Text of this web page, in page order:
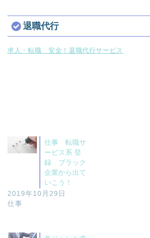
退職代行
求人・転職 安全！退職代行サービス
仕事 転職サ
ービス系 登
録 ブラック
企業から出て
いこう！
2019年10月29日
仕事